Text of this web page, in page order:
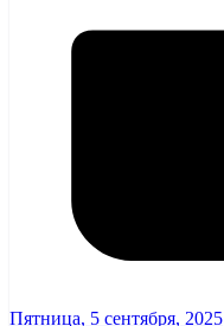
Пятница, 5 сентября, 2025